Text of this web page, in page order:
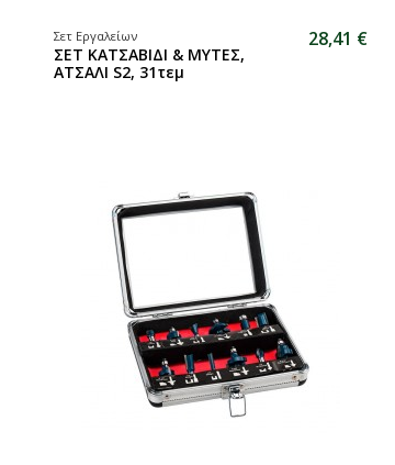
Σετ Εργαλείων
ΣΕΤ ΚΑΤΣΑΒΙΔΙ & ΜΥΤΕΣ,
ΑΤΣΑΛΙ S2, 31τεμ
28,41 €